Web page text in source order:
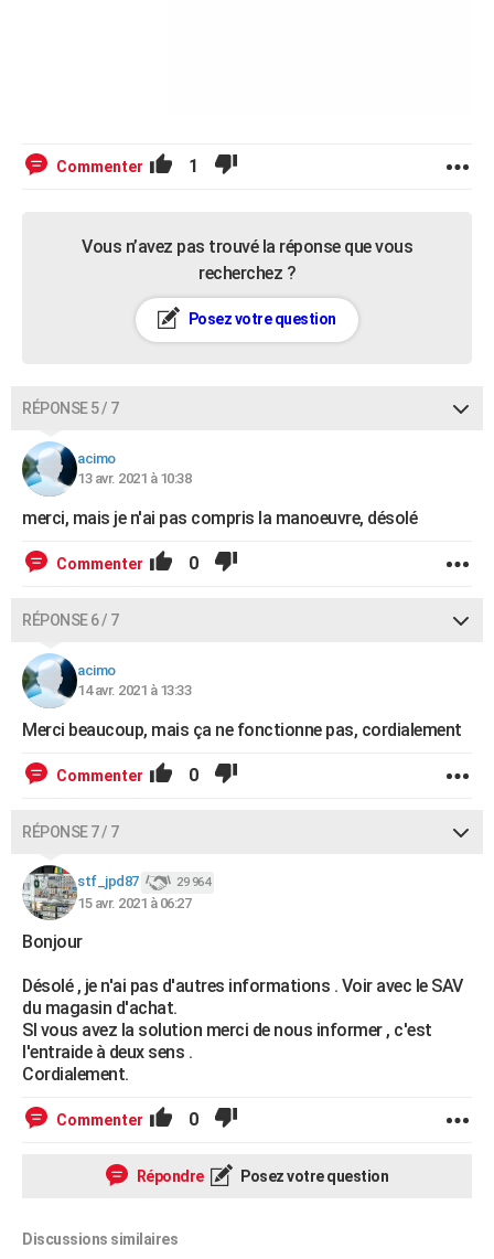
Commenter 1
Vous n’avez pas trouvé la réponse que vous
recherchez ?
Posez votre question
RÉPONSE 5 / 7
acimo
13 avr. 2021 à 10:38
merci, mais je n'ai pas compris la manoeuvre, désolé
Commenter 0
RÉPONSE 6 / 7
acimo
14 avr. 2021 à 13:33
Merci beaucoup, mais ça ne fonctionne pas, cordialement
Commenter 0
RÉPONSE 7 / 7
stf_jpd87 29 964
15 avr. 2021 à 06:27
Bonjour
Désolé , je n'ai pas d'autres informations . Voir avec le SAV
du magasin d'achat.
SI vous avez la solution merci de nous informer , c'est
l'entraide à deux sens .
Cordialement.
Commenter 0
Répondre Posez votre question
Discussions similaires